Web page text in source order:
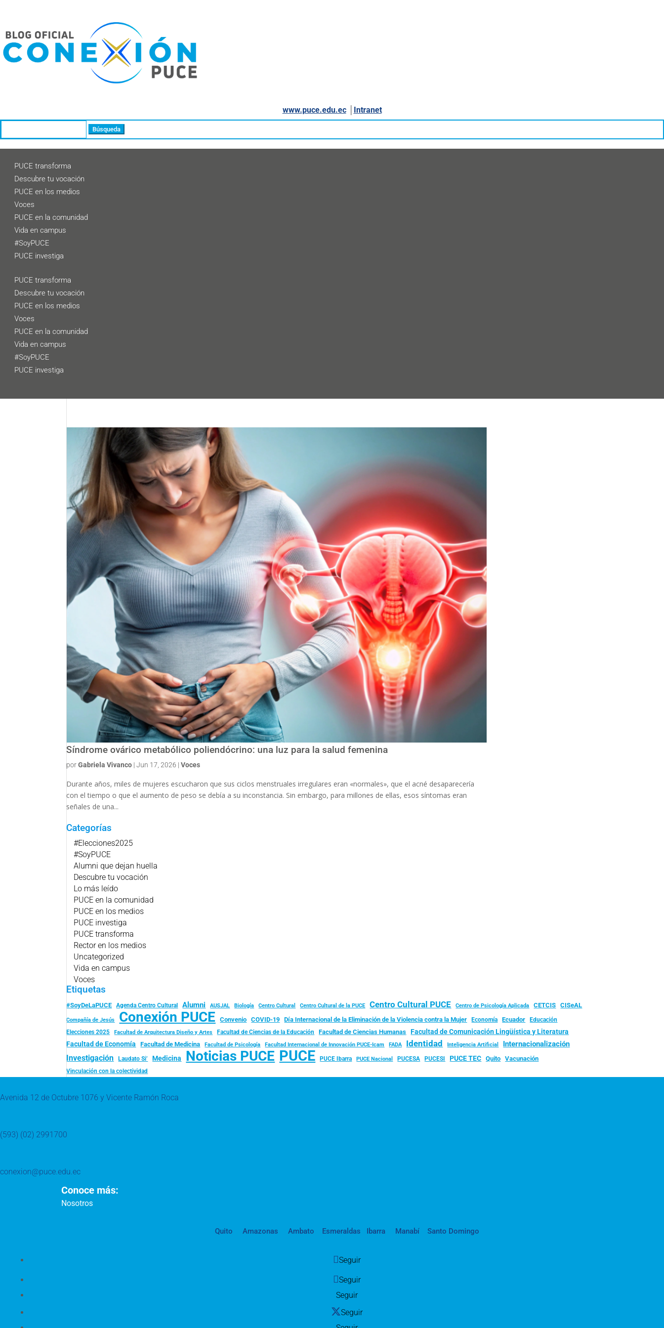
www.puce.edu.ec│ Intranet
PUCE transforma
Descubre tu vocación
PUCE en los medios
Voces
PUCE en la comunidad
Vida en campus
#SoyPUCE
PUCE investiga
PUCE transforma
Descubre tu vocación
PUCE en los medios
Voces
PUCE en la comunidad
Vida en campus
#SoyPUCE
PUCE investiga
Síndrome ovárico metabólico poliendócrino: una luz para la salud femenina
porGabriela Vivanco |Jun 17, 2026 |Voces
Durante años, miles de mujeres escucharon que sus ciclos menstruales irregulares eran «normales», que el acné desaparecería
con el tiempo o que el aumento de peso se debía a su inconstancia. Sin embargo, para millones de ellas, esos síntomas eran
señales de una...
Categorías
#Elecciones2025
#SoyPUCE
Alumni que dejan huella
Descubre tu vocación
Lo más leído
PUCE en la comunidad
PUCE en los medios
PUCE investiga
PUCE transforma
Rector en los medios
Uncategorized
Vida en campus
Voces
Etiquetas
#SoyDeLaPUCE Agenda Centro Cultural Alumni AUSJAL Biología Centro Cultural Centro Cultural de la PUCE Centro Cultural PUCE Centro de Psicología Aplicada CETCIS CISeAL
Compañía de Jesús Conexión PUCE Convenio COVID-19 Día Internacional de la Eliminación de la Violencia contra la Mujer Economía Ecuador
Educación
Elecciones 2025
Facultad de Arquitectura Diseño y Artes Facultad de Ciencias de la Educación Facultad de Ciencias Humanas Facultad de Comunicación Lingüística y Literatura
Facultad de Economía Facultad de Medicina Facultad de Psicología Facultad Internacional de Innovación PUCE-Icam FADA Identidad Inteligencia Artificial Internacionalización
Investigación Laudato Si’ Medicina Noticias PUCE PUCE PUCE Ibarra PUCE Nacional PUCESA PUCESI PUCE TEC Quito Vacunación
Vinculación con la colectividad
Avenida 12 de Octubre 1076 y Vicente Ramón Roca
(593) (02) 2991700
conexion@puce.edu.ec
Conoce más:
Nosotros
Quito Amazonas Ambato Esmeraldas Ibarra Manabí Santo Domingo
Seguir
Seguir
Seguir
Seguir